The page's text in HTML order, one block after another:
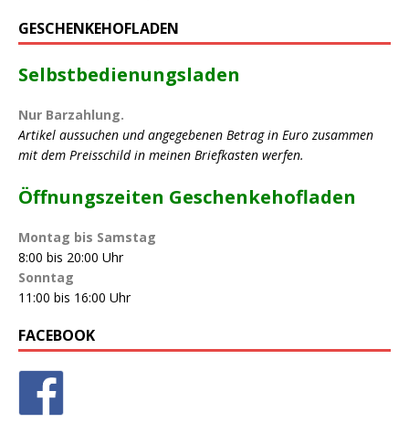
GESCHENKEHOFLADEN
Selbstbedienungsladen
Nur Barzahlung.
Artikel aussuchen und angegebenen Betrag in Euro zusammen
mit dem Preisschild in meinen Briefkasten werfen.
Öffnungszeiten Geschenkehofladen
Montag bis Samstag
8:00 bis 20:00 Uhr
Sonntag
11:00 bis 16:00 Uhr
FACEBOOK